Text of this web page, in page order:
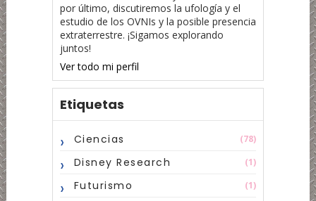
por último, discutiremos la ufología y el
estudio de los OVNIs y la posible presencia
extraterrestre. ¡Sigamos explorando
juntos!
Ver todo mi perfil
Etiquetas
Ciencias (78)
Disney Research (1)
Futurismo (1)